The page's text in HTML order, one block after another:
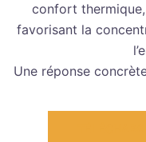
confort
favorisant la
Une réponse